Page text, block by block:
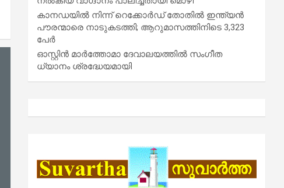
കാനഡയിൽ നിന്ന് റെക്കോർഡ് തോതിൽ ഇന്ത്യൻ
പൗരന്മാരെ നാടുകടത്തി; ആറുമാസത്തിനിടെ 3,323
പേർ
ഓസ്റ്റിൻ മാർത്തോമാ ദേവാലയത്തിൽ സംഗീത
ധ്യാനം ശ്രദ്ധേയമായി